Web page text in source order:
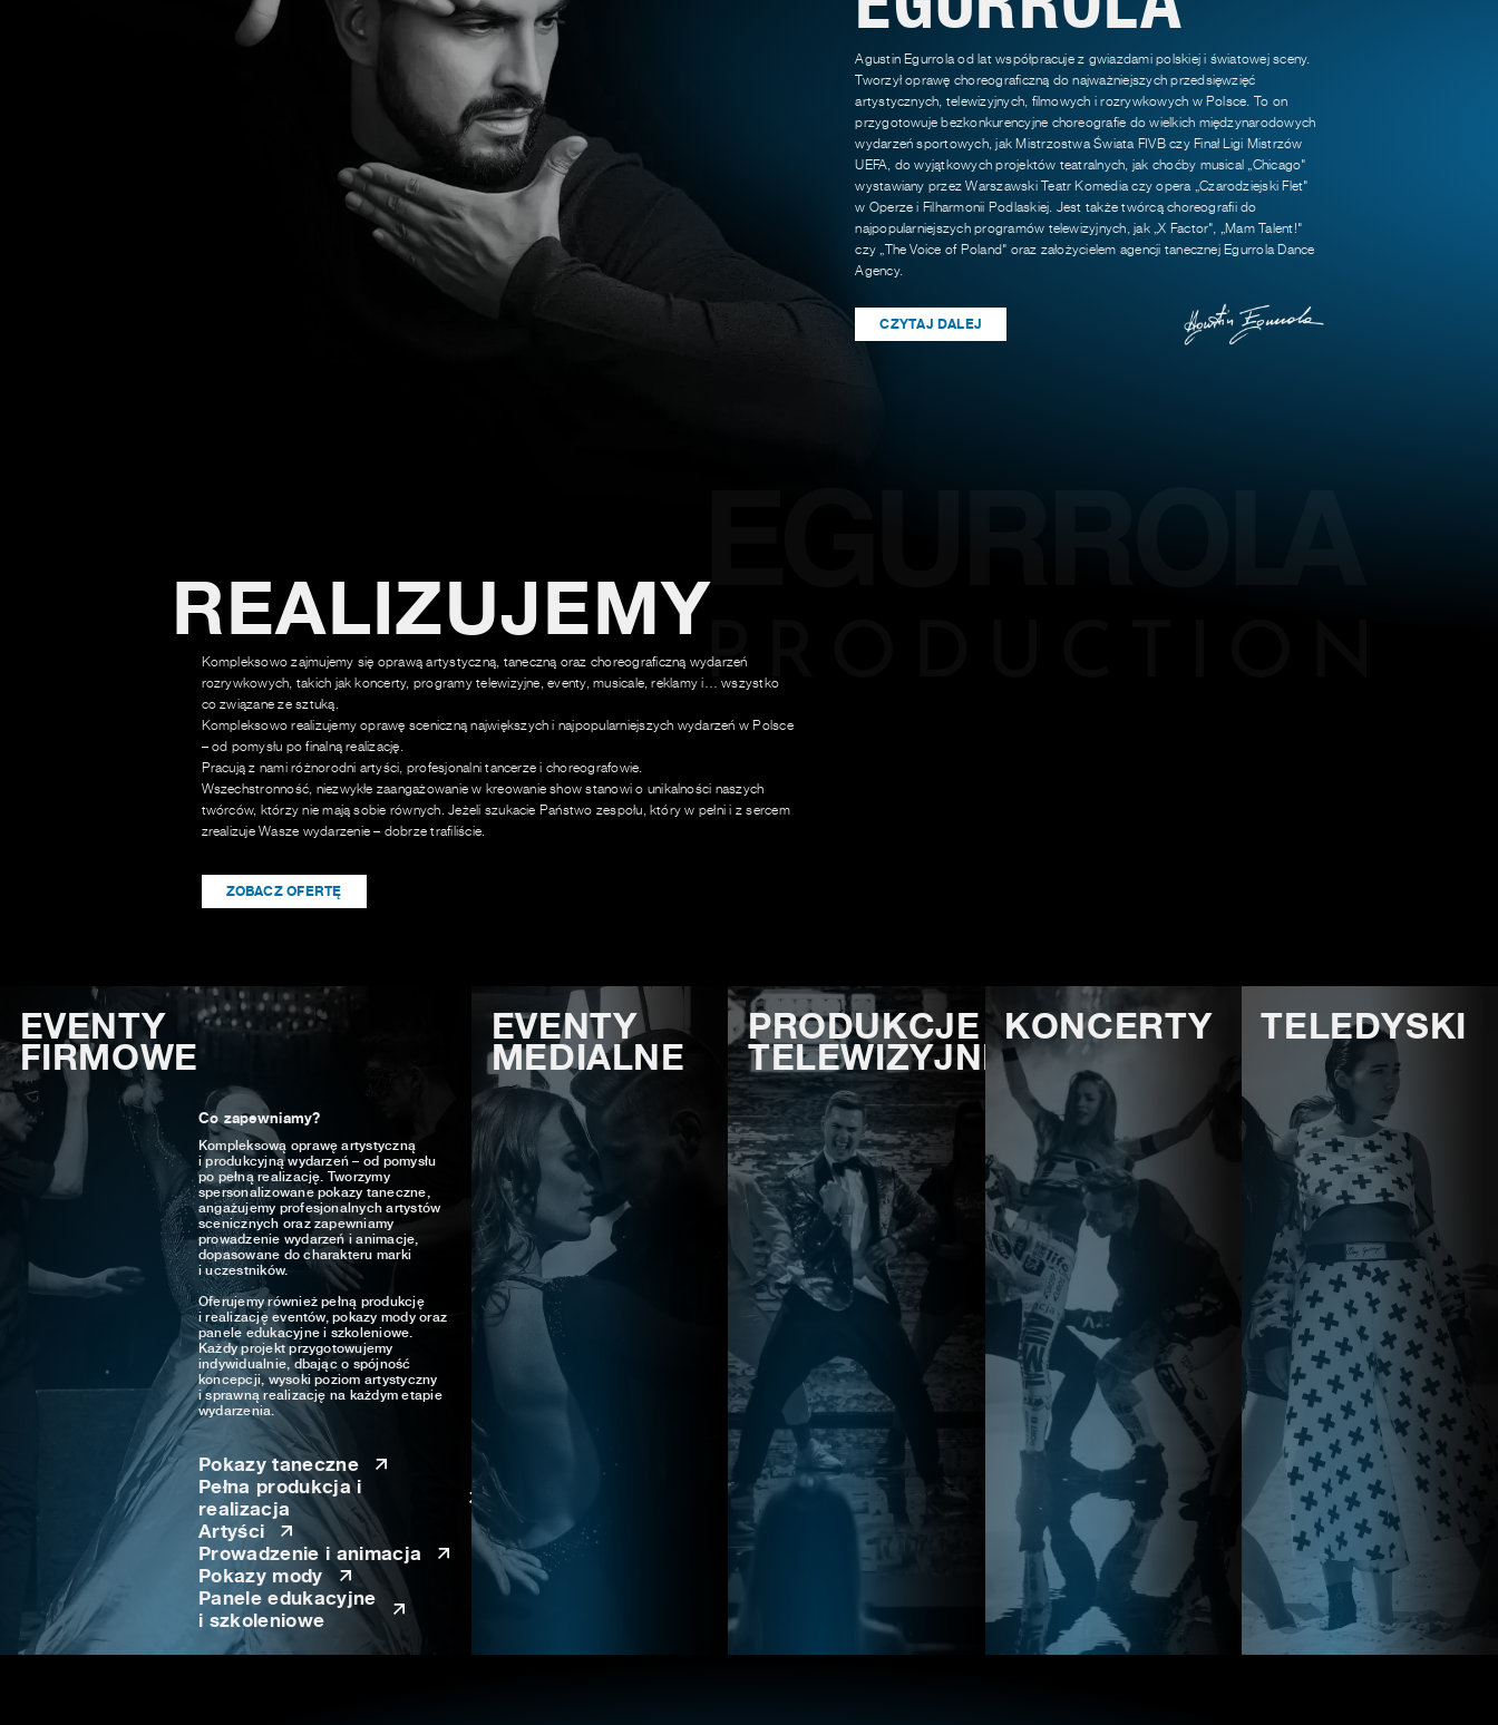
Agustin Egurrola od lat współpracuje z gwiazdami polskiej i światowej sceny.
Tworzył oprawę choreograficzną do najważniejszych przedsięwzięć
artystycznych, telewizyjnych, filmowych i rozrywkowych w Polsce. To on
przygotowuje bezkonkurencyjne choreografie do wielkich międzynarodowych
wydarzeń sportowych, jak Mistrzostwa Świata FIVB czy Finał Ligi Mistrzów
UEFA, do wyjątkowych projektów teatralnych, jak choćby musical „Chicago"
wystawiany przez Warszawski Teatr Komedia czy opera „Czarodziejski Flet"
w Operze i Filharmonii Podlaskiej. Jest także twórcą choreografii do
najpopularniejszych programów telewizyjnych, jak „X Factor", „Mam Talent!"
czy „The Voice of Poland" oraz założycielem agencji tanecznej Egurrola Dance
Agency.
CZYTAJ DALEJ
REALIZUJEMY
Kompleksowo zajmujemy się oprawą artystyczną, taneczną oraz choreograficzną wydarzeń
rozrywkowych, takich jak koncerty, programy telewizyjne, eventy, musicale, reklamy i… wszystko
co związane ze sztuką.
Kompleksowo realizujemy oprawę sceniczną największych i najpopularniejszych wydarzeń w Polsce
– od pomysłu po finalną realizację.
Pracują z nami różnorodni artyści, profesjonalni tancerze i choreografowie.
Wszechstronność, niezwykłe zaangażowanie w kreowanie show stanowi o unikalności naszych
twórców, którzy nie mają sobie równych. Jeżeli szukacie Państwo zespołu, który w pełni i z sercem
zrealizuje Wasze wydarzenie – dobrze trafiliście.
ZOBACZ OFERTĘ
EVENTY
FIRMOWE
Co zapewniamy?
Kompleksową oprawę artystyczną
i produkcyjną wydarzeń – od pomysłu
po pełną realizację. Tworzymy
spersonalizowane pokazy taneczne,
angażujemy profesjonalnych artystów
scenicznych oraz zapewniamy
prowadzenie wydarzeń i animacje,
dopasowane do charakteru marki
i uczestników.
Oferujemy również pełną produkcję
i realizację eventów, pokazy mody oraz
panele edukacyjne i szkoleniowe.
Każdy projekt przygotowujemy
indywidualnie, dbając o spójność
koncepcji, wysoki poziom artystyczny
i sprawną realizację na każdym etapie
wydarzenia.
Pokazy taneczne
Pełna produkcja i
realizacja
Artyści
Prowadzenie i animacja
Pokazy mody
Panele edukacyjne
i szkoleniowe
EVENTY
MEDIALNE
PRODUKCJE
TELEWIZYJNE
KONCERTY TELEDYSKI